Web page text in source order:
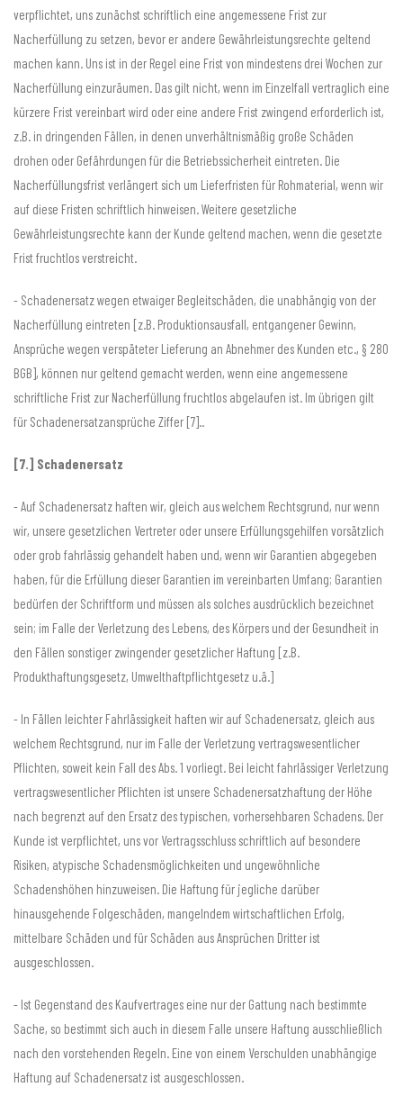
verpflichtet, uns zunächst schriftlich eine angemessene Frist zur
Nacherfüllung zu setzen, bevor er andere Gewährleistungsrechte geltend
machen kann. Uns ist in der Regel eine Frist von mindestens drei Wochen zur
Nacherfüllung einzuräumen. Das gilt nicht, wenn im Einzelfall vertraglich eine
kürzere Frist vereinbart wird oder eine andere Frist zwingend erforderlich ist,
z.B. in dringenden Fällen, in denen unverhältnismäßig große Schäden
drohen oder Gefährdungen für die Betriebssicherheit eintreten. Die
Nacherfüllungsfrist verlängert sich um Lieferfristen für Rohmaterial, wenn wir
auf diese Fristen schriftlich hinweisen. Weitere gesetzliche
Gewährleistungsrechte kann der Kunde geltend machen, wenn die gesetzte
Frist fruchtlos verstreicht.
- Schadenersatz wegen etwaiger Begleitschäden, die unabhängig von der
Nacherfüllung eintreten [z.B. Produktionsausfall, entgangener Gewinn,
Ansprüche wegen verspäteter Lieferung an Abnehmer des Kunden etc., § 280
BGB], können nur geltend gemacht werden, wenn eine angemessene
schriftliche Frist zur Nacherfüllung fruchtlos abgelaufen ist. Im übrigen gilt
für Schadenersatzansprüche Ziffer [7]..
[7.] Schadenersatz
- Auf Schadenersatz haften wir, gleich aus welchem Rechtsgrund, nur wenn
wir, unsere gesetzlichen Vertreter oder unsere Erfüllungsgehilfen vorsätzlich
oder grob fahrlässig gehandelt haben und, wenn wir Garantien abgegeben
haben, für die Erfüllung dieser Garantien im vereinbarten Umfang; Garantien
bedürfen der Schriftform und müssen als solches ausdrücklich bezeichnet
sein; im Falle der Verletzung des Lebens, des Körpers und der Gesundheit in
den Fällen sonstiger zwingender gesetzlicher Haftung [z.B.
Produkthaftungsgesetz, Umwelthaftpflichtgesetz u.ä.]
- In Fällen leichter Fahrlässigkeit haften wir auf Schadenersatz, gleich aus
welchem Rechtsgrund, nur im Falle der Verletzung vertragswesentlicher
Pflichten, soweit kein Fall des Abs. 1 vorliegt. Bei leicht fahrlässiger Verletzung
vertragswesentlicher Pflichten ist unsere Schadenersatzhaftung der Höhe
nach begrenzt auf den Ersatz des typischen, vorhersehbaren Schadens. Der
Kunde ist verpflichtet, uns vor Vertragsschluss schriftlich auf besondere
Risiken, atypische Schadensmöglichkeiten und ungewöhnliche
Schadenshöhen hinzuweisen. Die Haftung für jegliche darüber
hinausgehende Folgeschäden, mangelndem wirtschaftlichen Erfolg,
mittelbare Schäden und für Schäden aus Ansprüchen Dritter ist
ausgeschlossen.
- Ist Gegenstand des Kaufvertrages eine nur der Gattung nach bestimmte
Sache, so bestimmt sich auch in diesem Falle unsere Haftung ausschließlich
nach den vorstehenden Regeln. Eine von einem Verschulden unabhängige
Haftung auf Schadenersatz ist ausgeschlossen.